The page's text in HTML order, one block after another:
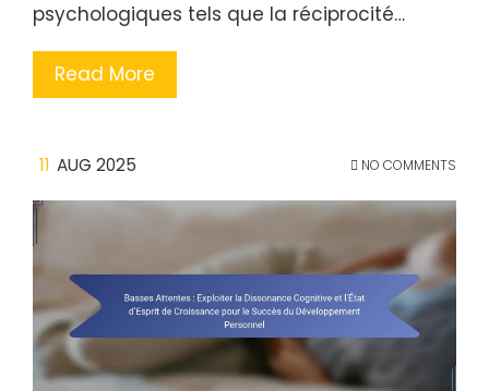
psychologiques tels que la réciprocité…
Read More
11 AUG 2025 NO COMMENTS